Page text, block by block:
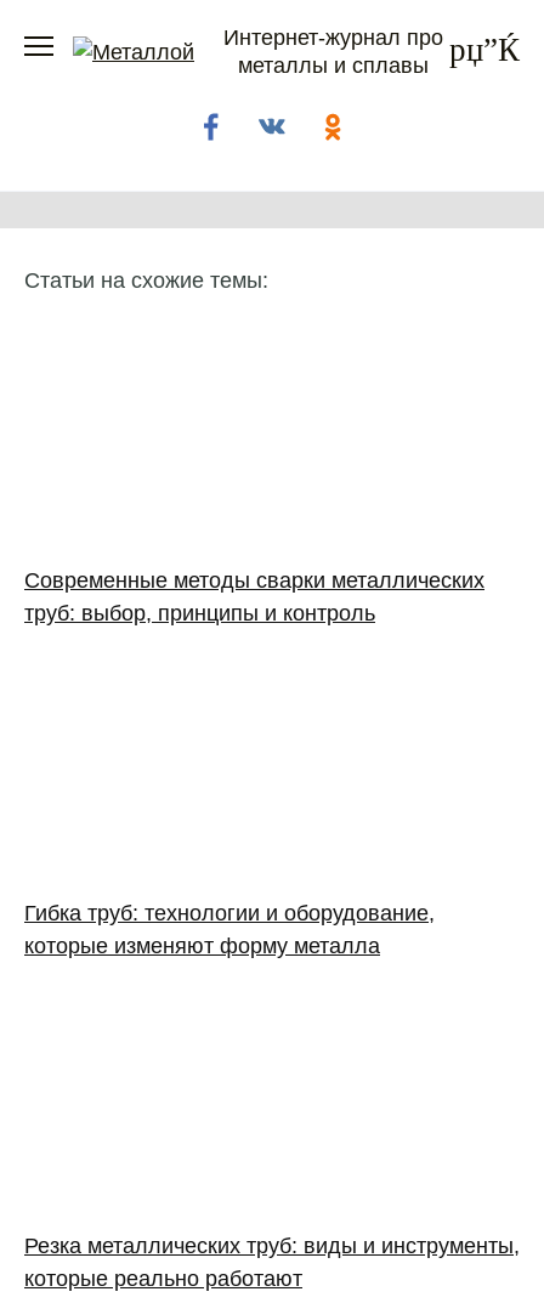
Интернет-журнал про
металлы и сплавы
Статьи на схожие темы:
Современные методы сварки металлических
труб: выбор, принципы и контроль
Гибка труб: технологии и оборудование,
которые изменяют форму металла
Резка металлических труб: виды и инструменты,
которые реально работают